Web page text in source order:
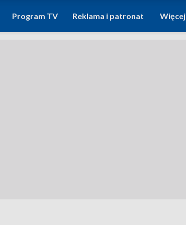
Program TV Reklama i patronat Więcej